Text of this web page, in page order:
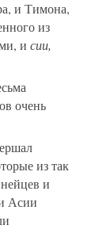
и Тимона,
из
и сии,
очень
из так
и
Асии